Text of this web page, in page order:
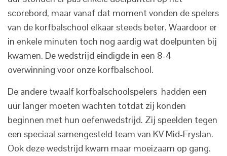
scorebord, maar vanaf dat moment vonden de spelers
van de korfbalschool elkaar steeds beter. Waardoor er
in enkele minuten toch nog aardig wat doelpunten bij
kwamen. De wedstrijd eindigde in een 8-4
overwinning voor onze korfbalschool.
De andere twaalf korfbalschoolspelers hadden een
uur langer moeten wachten totdat zij konden
beginnen met hun oefenwedstrijd. Zij speelden tegen
een speciaal samengesteld team van KV Mid-Fryslan.
Ook deze wedstrijd kwam maar moeizaam op gang.